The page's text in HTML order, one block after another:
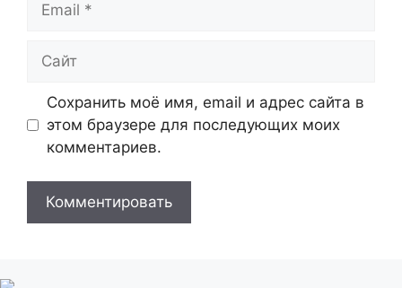
Сохранить моё имя, email и адрес сайта в
этом браузере для последующих моих
комментариев.